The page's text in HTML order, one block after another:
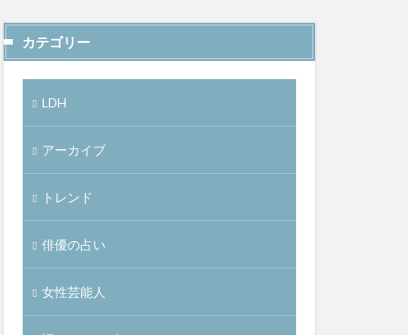
カテゴリー
LDH
アーカイブ
トレンド
俳優の占い
女性芸能人